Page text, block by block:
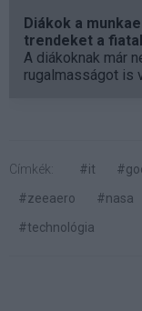
Diákok a
trendeket a
A diákoknak már
rugalmasságot is
Címkék: #it
#zeeaero
#nasa
#technológia